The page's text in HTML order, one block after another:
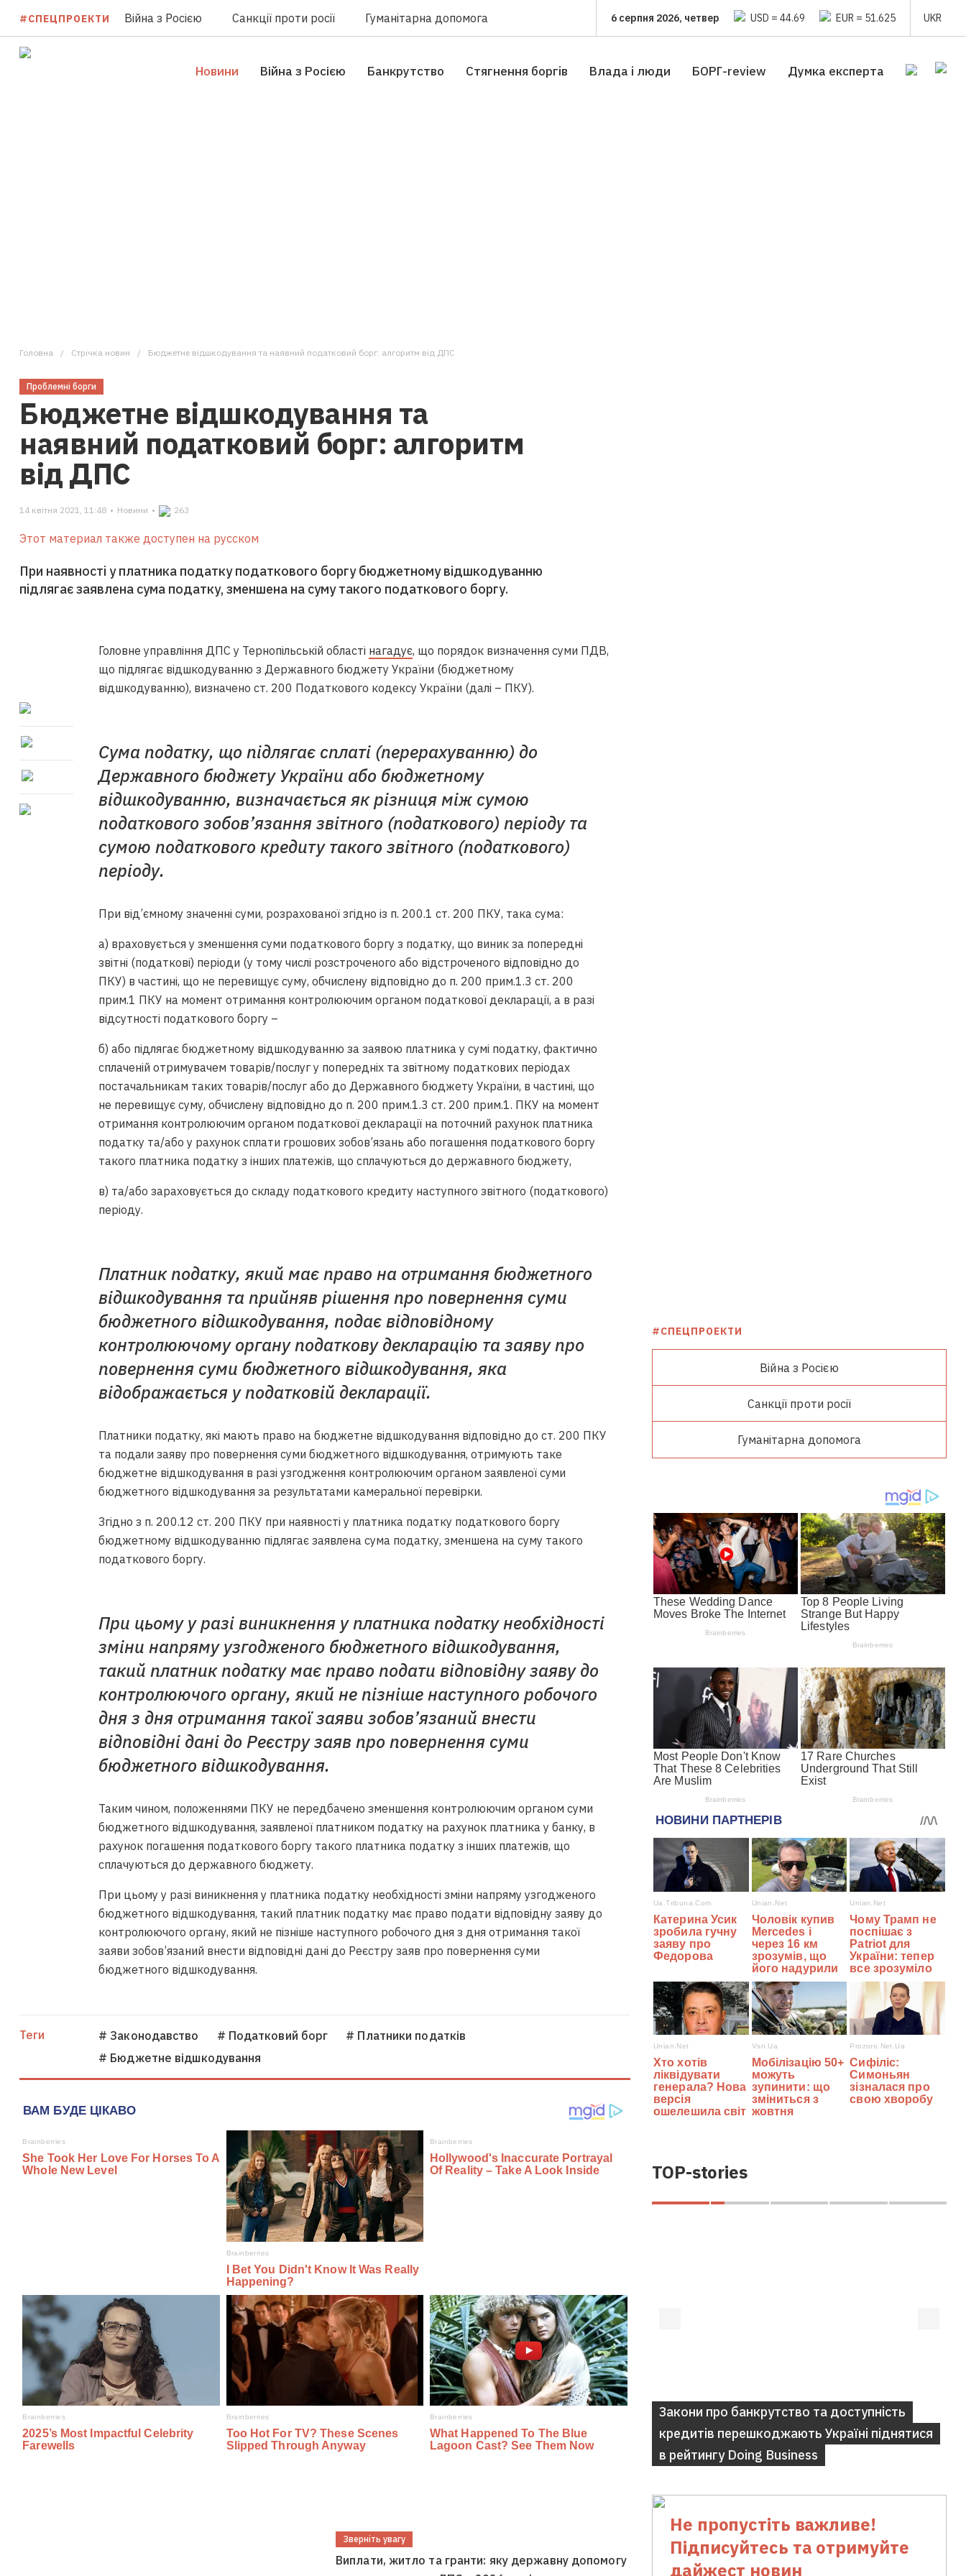
#СПЕЦПРОЕКТИ Війна з Росією Санкції проти росії Гуманітарна допомога 6 серпня 2026, четвер USD = 44.69 EUR = 51.625 UKR
Новини Війна з Росією Банкрутство Стягнення боргiв Влада i люди БОРГ-review Думка експерта
Головна Стрічка новин Бюджетне відшкодування та наявний податковий борг: алгоритм від ДПС
Проблемні борги
Бюджетне відшкодування та
наявний податковий борг: алгоритм
від ДПС
14 квітня 2021, 11:48 • Новини • 263
Этот материал также доступен на русском
При наявності у платника податку податкового боргу бюджетному відшкодуванню
підлягає заявлена сума податку, зменшена на суму такого податкового боргу.
Головне управління ДПС у Тернопільській області нагадує, що порядок визначення суми ПДВ,
що підлягає відшкодуванню з Державного бюджету України (бюджетному
відшкодуванню), визначено ст. 200 Податкового кодексу України (далі – ПКУ).
Сума податку, що підлягає сплаті (перерахуванню) до
Державного бюджету України або бюджетному
відшкодуванню, визначається як різниця між сумою
податкового зобов’язання звітного (податкового) періоду та
сумою податкового кредиту такого звітного (податкового)
періоду.
При від’ємному значенні суми, розрахованої згідно із п. 200.1 ст. 200 ПКУ, така сума:
а) враховується у зменшення суми податкового боргу з податку, що виник за попередні
звітні (податкові) періоди (у тому числі розстроченого або відстроченого відповідно до
ПКУ) в частині, що не перевищує суму, обчислену відповідно до п. 200 прим.1.3 ст. 200
прим.1 ПКУ на момент отримання контролюючим органом податкової декларації, а в разі
відсутності податкового боргу –
б) або підлягає бюджетному відшкодуванню за заявою платника у сумі податку, фактично
сплаченій отримувачем товарів/послуг у попередніх та звітному податкових періодах
постачальникам таких товарів/послуг або до Державного бюджету України, в частині, що
не перевищує суму, обчислену відповідно до п. 200 прим.1.3 ст. 200 прим.1. ПКУ на момент
отримання контролюючим органом податкової декларації на поточний рахунок платника
податку та/або у рахунок сплати грошових зобов’язань або погашення податкового боргу
такого платника податку з інших платежів, що сплачуються до державного бюджету,
в) та/або зараховується до складу податкового кредиту наступного звітного (податкового)
періоду.
Платник податку, який має право на отримання бюджетного
відшкодування та прийняв рішення про повернення суми
бюджетного відшкодування, подає відповідному
контролюючому органу податкову декларацію та заяву про
повернення суми бюджетного відшкодування, яка
відображається у податковій декларації.
Платники податку, які мають право на бюджетне відшкодування відповідно до ст. 200 ПКУ
та подали заяву про повернення суми бюджетного відшкодування, отримують таке
бюджетне відшкодування в разі узгодження контролюючим органом заявленої суми
бюджетного відшкодування за результатами камеральної перевірки.
Згідно з п. 200.12 ст. 200 ПКУ при наявності у платника податку податкового боргу
бюджетному відшкодуванню підлягає заявлена сума податку, зменшена на суму такого
податкового боргу.
При цьому у разі виникнення у платника податку необхідності
зміни напряму узгодженого бюджетного відшкодування,
такий платник податку має право подати відповідну заяву до
контролюючого органу, який не пізніше наступного робочого
дня з дня отримання такої заяви зобов’язаний внести
відповідні дані до Реєстру заяв про повернення суми
бюджетного відшкодування.
Таким чином, положеннями ПКУ не передбачено зменшення контролюючим органом суми
бюджетного відшкодування, заявленої платником податку на рахунок платника у банку, в
рахунок погашення податкового боргу такого платника податку з інших платежів, що
сплачуються до державного бюджету.
При цьому у разі виникнення у платника податку необхідності зміни напряму узгодженого
бюджетного відшкодування, такий платник податку має право подати відповідну заяву до
контролюючого органу, який не пізніше наступного робочого дня з дня отримання такої
заяви зобов’язаний внести відповідні дані до Реєстру заяв про повернення суми
бюджетного відшкодування.
Теги # Законодавство # Податковий борг
# Платники податків
# Бюджетне відшкодування
Зверніть увагу
Виплати, житло та гранти: яку державну допомогу
#СПЕЦПРОЕКТИ
Війна з Росією
Санкції проти росії
Гуманітарна допомога
TOP-stories
Закони про банкрутство та доступність
кредитів перешкоджають Україні піднятися
в рейтингу Doing Business
Не пропустіть важливе!
Підписуйтесь та отримуйте
дайжест новин